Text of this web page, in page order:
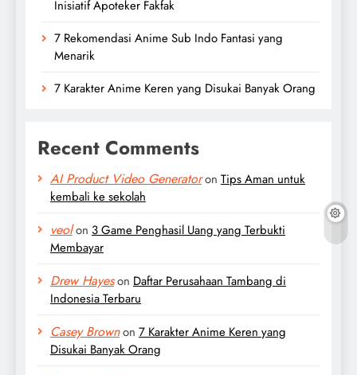
Inisiatif Apoteker Fakfak
7 Rekomendasi Anime Sub Indo Fantasi yang
Menarik
7 Karakter Anime Keren yang Disukai Banyak Orang
Recent Comments
AI Product Video Generatoron Tips Aman untuk
kembali ke sekolah
veolon 3 Game Penghasil Uang yang Terbukti
Membayar
Drew Hayeson Daftar Perusahaan Tambang di
Indonesia Terbaru
Casey Brownon 7 Karakter Anime Keren yang
Disukai Banyak Orang